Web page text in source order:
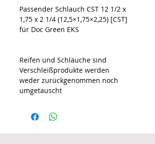
Passender Schlauch CST 12 1/2 x
1,75 x 2 1/4 (12,5×1,75×2,25) [CST]
für Doc Green EKS
Reifen und Schläuche sind
Verschleißprodukte werden
weder zurückgenommen noch
umgetauscht